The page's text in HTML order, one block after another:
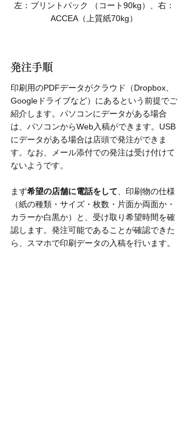
左：プリントパック （コート90kg）、右：
ACCEA（上質紙70kg）
発注手順
印刷用のPDFデータがクラウド（Dropbox、
Googleドライブなど）にあるという前提でご
紹介します。パソコンにデータがある場合
は、パソコンからWeb入稿ができます。USB
にデータがある場合は店頭で発注ができま
す。なお、メール添付での発注は受け付けて
ないようです。
まず希望の店舗に電話をして、印刷物の仕様
（紙の種類・サイズ・枚数・片面か両面か・
カラーか白黒か）と、受け取り希望時間を確
認します。発注可能であることが確認できた
ら、スマホで印刷データの入稿を行います。